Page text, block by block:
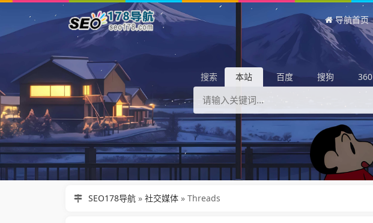
导航首页
搜索 本站 百度 搜狗 360
SEO178导航» 社交媒体» ‌Threads‌